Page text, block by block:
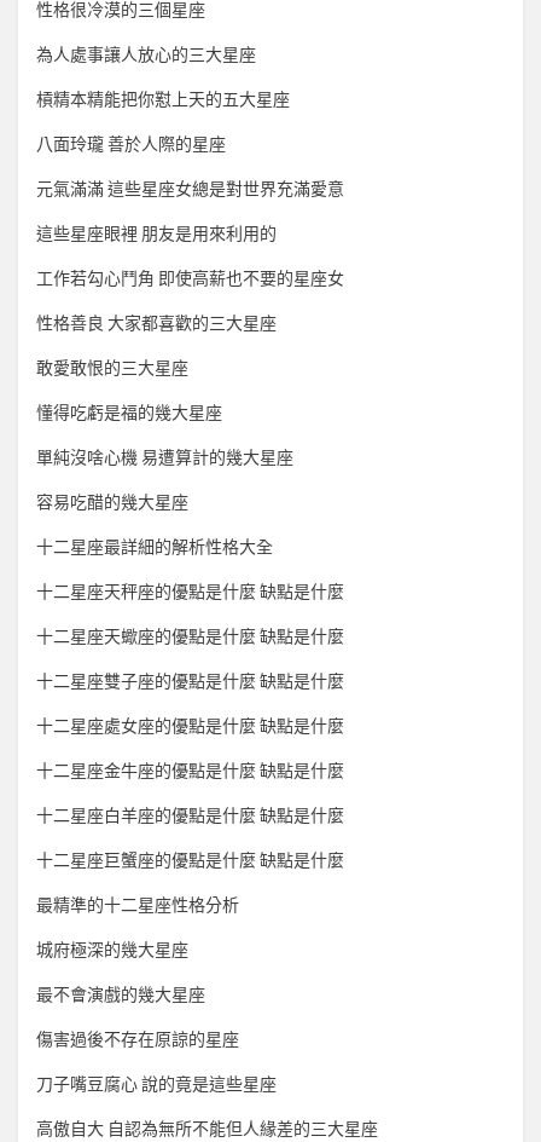
性格很冷漠的三個星座
為人處事讓人放心的三大星座
槓精本精能把你懟上天的五大星座
八面玲瓏 善於人際的星座
元氣滿滿 這些星座女總是對世界充滿愛意
這些星座眼裡 朋友是用來利用的
工作若勾心鬥角 即使高薪也不要的星座女
性格善良 大家都喜歡的三大星座
敢愛敢恨的三大星座
懂得吃虧是福的幾大星座
單純沒啥心機 易遭算計的幾大星座
容易吃醋的幾大星座
十二星座最詳細的解析性格大全
十二星座天秤座的優點是什麼 缺點是什麼
十二星座天蠍座的優點是什麼 缺點是什麼
十二星座雙子座的優點是什麼 缺點是什麼
十二星座處女座的優點是什麼 缺點是什麼
十二星座金牛座的優點是什麼 缺點是什麼
十二星座白羊座的優點是什麼 缺點是什麼
十二星座巨蟹座的優點是什麼 缺點是什麼
最精準的十二星座性格分析
城府極深的幾大星座
最不會演戲的幾大星座
傷害過後不存在原諒的星座
刀子嘴豆腐心 說的竟是這些星座
高傲自大 自認為無所不能但人緣差的三大星座